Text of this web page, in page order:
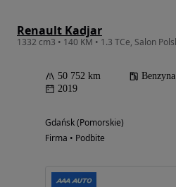
Renault Kadjar
50 752 km Benzyna
2019
Gdańsk (Pomorskie)
Firma • Podbite